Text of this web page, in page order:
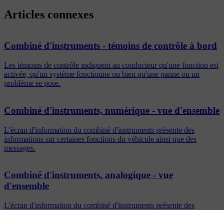
Articles connexes
Combiné d'instruments - témoins de contrôle à bord
Les témoins de contrôle indiquent au conducteur qu'une fonction est
activée, qu'un système fonctionne ou bien qu'une panne ou un
problème se pose.
Combiné d'instruments, numérique - vue d'ensemble
L'écran d'information du combiné d'instruments présente des
informations sur certaines fonctions du véhicule ainsi que des
messages.
Combiné d'instruments, analogique - vue
d'ensemble
L'écran d'information du combiné d'instruments présente des